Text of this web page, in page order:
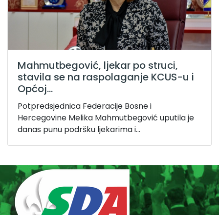
Mahmutbegović, ljekar po struci,
stavila se na raspolaganje KCUS-u i
Općoj...
Potpredsjednica Federacije Bosne i
Hercegovine Melika Mahmutbegović uputila je
danas punu podršku ljekarima i...